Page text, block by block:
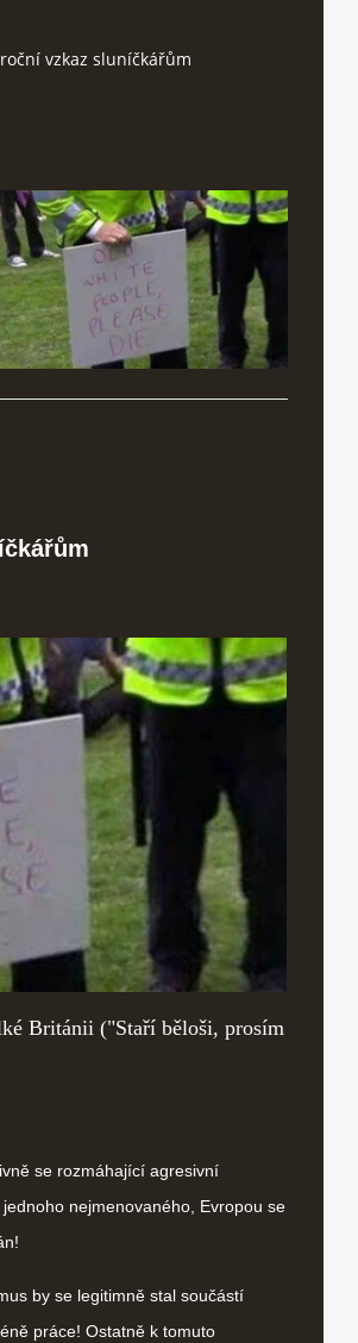
vzkaz sluníčkářům
Británii ("Staří běloši, prosím
se rozmáhající agresivní
nejmenovaného, Evropou se
by se legitimně stal součástí
práce! Ostatně k tomuto